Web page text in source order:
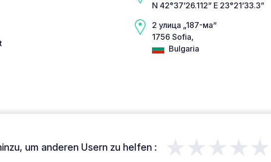
N 42°37’26.112” E 23°21’33.3”
2 улица „187-ма“
1756 Sofia,
Bulgaria
um anderen Usern zu helfen : ★★★★★